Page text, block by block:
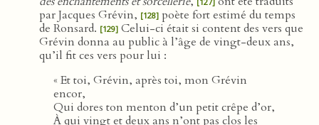
par Jacques Grévin, [128] poète fort estimé du temps
de Ronsard. [129] Celui-ci était si content des vers que
Grévin donna au public à l’âge de vingt-deux ans,
qu’il fit ces vers pour lui :
« Et toi, Grévin, après toi, mon Grévin
encor,
Qui dores ton menton d’un petit crêpe d’or,
À qui vingt et deux ans n’ont pas clos les